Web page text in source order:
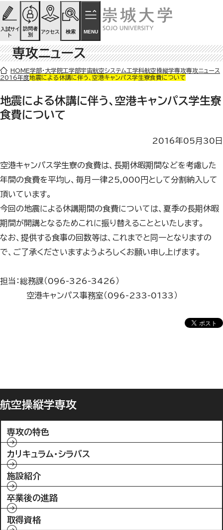
ページの先頭です
ページ内を移動するためのリンク
本文(c)へ
入試サイ
ト
訪問者
別
アクセス 検索 MENU
ここから本文です。
専攻ニュース
HOME学部・大学院工学部宇宙航空システム工学科航空操縦学専攻専攻ニュース
2016年度地震による休講に伴う、空港キャンパス学生寮食費について
地震による休講に伴う、空港キャンパス学生寮
食費について
2016年05月30日
空港キャンパス学生寮の食費は、長期休暇期間などを考慮した
年間の食費を平均し、毎月一律25,000円として分割納入して
頂いています。
今回の地震による休講期間の食費については、夏季の長期休暇
期間が開講となるためこれに振り替えることといたします。
なお、提供する食事の回数等は、これまでと同一となりますの
で、ご了承くださいますようよろしくお願い申し上げます。
担当：総務課（096-326-3426）
空港キャンパス事務室（096-233-0133）
航空操縦学専攻
専攻の特色
カリキュラム・シラバス
施設紹介
卒業後の進路
取得資格